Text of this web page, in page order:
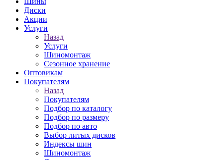
Диски
Акции
Услуги
Назад
Услуги
Шиномонтаж
Сезонное хранение
Оптовикам
Покупателям
Назад
Покупателям
Подбор по каталогу
Подбор по размеру
Подбор по авто
Выбор литых дисков
Индексы шин
Шиномонтаж